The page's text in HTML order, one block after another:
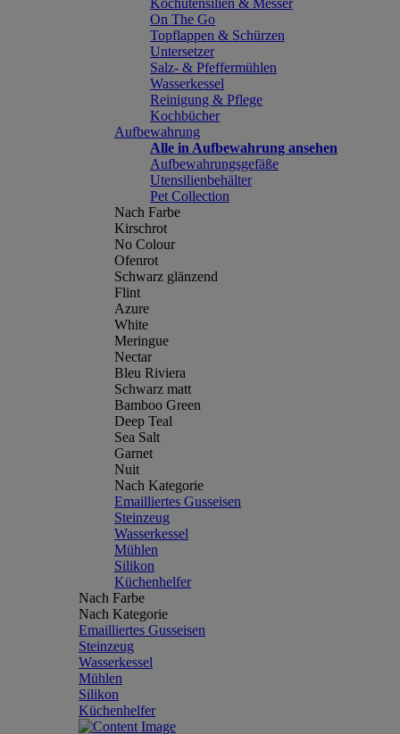
Kochutensilien & Messer
On The Go
Topflappen & Schürzen
Untersetzer
Salz- & Pfeffermühlen
Wasserkessel
Reinigung & Pflege
Kochbücher
Aufbewahrung
Alle in Aufbewahrung ansehen
Aufbewahrungsgefäße
Utensilienbehälter
Pet Collection
Nach Farbe
Kirschrot
No Colour
Ofenrot
Schwarz glänzend
Flint
Azure
White
Meringue
Nectar
Bleu Riviera
Schwarz matt
Bamboo Green
Deep Teal
Sea Salt
Garnet
Nuit
Nach Kategorie
Emailliertes Gusseisen
Steinzeug
Wasserkessel
Mühlen
Silikon
Küchenhelfer
Nach Farbe
Nach Kategorie
Emailliertes Gusseisen
Steinzeug
Wasserkessel
Mühlen
Silikon
Küchenhelfer